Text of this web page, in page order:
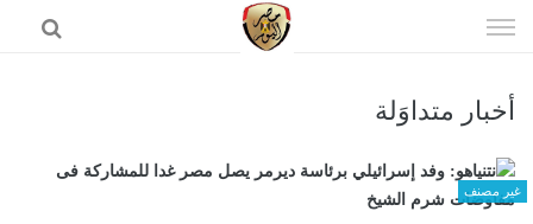
الى
أخبار متداوَلة
غير مصنف